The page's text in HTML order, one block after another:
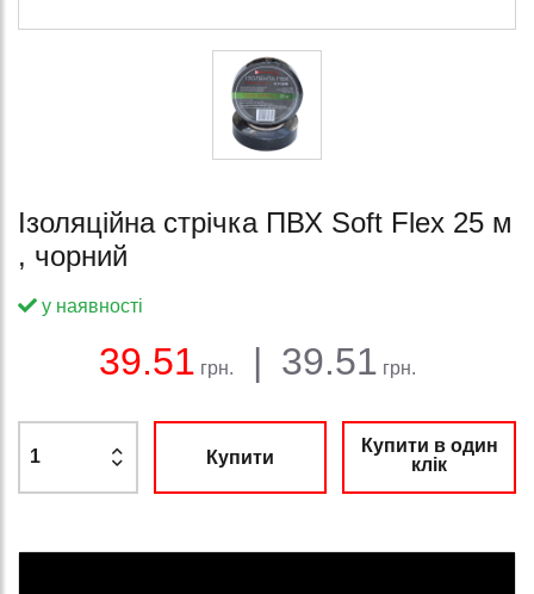
Ізоляційна стрічка ПВХ Soft Flex 25 м
, чорний
Баланс:
у наявності
39.51 грн. | 39.51 грн.
Купити
Купити в один
клік